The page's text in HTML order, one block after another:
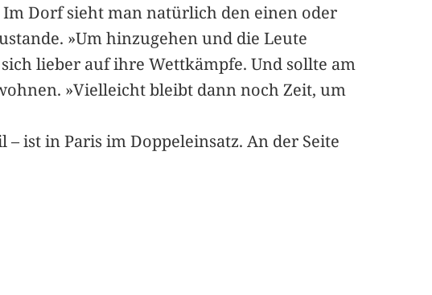
Dorf sieht man natürlich den einen oder
»Um hinzugehen und die Leute
lieber auf ihre Wettkämpfe. Und sollte am
»Vielleicht bleibt dann noch Zeit, um
ist in Paris im Doppeleinsatz. An der Seite